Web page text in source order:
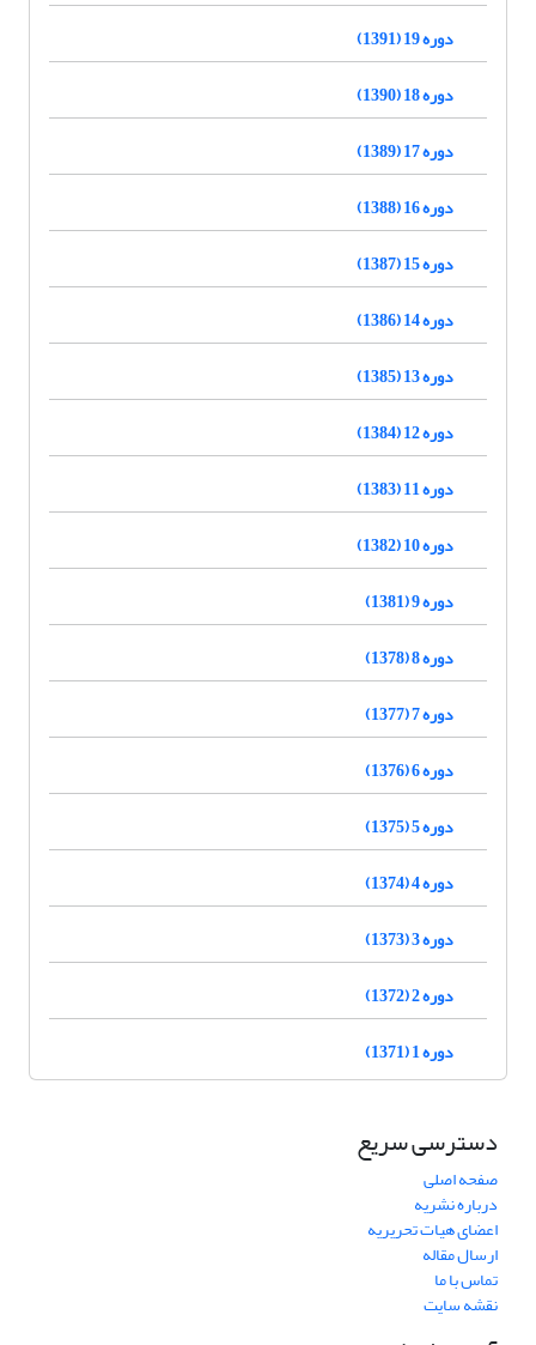
دوره 19 (1391)
دوره 18 (1390)
دوره 17 (1389)
دوره 16 (1388)
دوره 15 (1387)
دوره 14 (1386)
دوره 13 (1385)
دوره 12 (1384)
دوره 11 (1383)
دوره 10 (1382)
دوره 9 (1381)
دوره 8 (1378)
دوره 7 (1377)
دوره 6 (1376)
دوره 5 (1375)
دوره 4 (1374)
دوره 3 (1373)
دوره 2 (1372)
دوره 1 (1371)
دسترسی سریع
صفحه اصلی
درباره نشریه
اعضای هیات تحریریه
ارسال مقاله
تماس با ما
نقشه سایت